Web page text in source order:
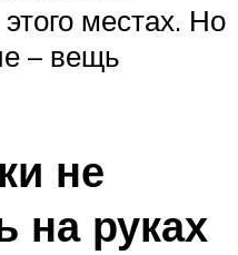
местах. Но
– вещь
не
на руках